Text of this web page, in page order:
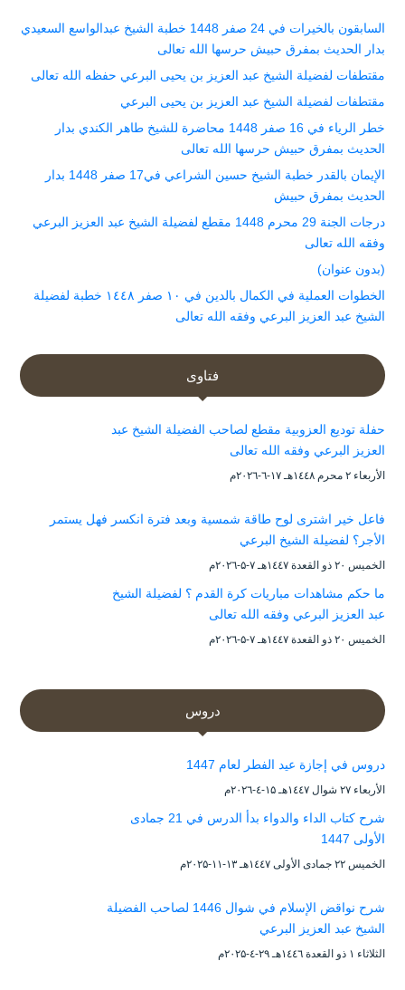
السابقون بالخيرات في 24 صفر 1448 خطبة الشيخ عبدالواسع السعيدي
بدار الحديث بمفرق حبيش حرسها الله تعالى
مقتطفات لفضيلة الشيخ عبد العزيز بن يحيى البرعي حفظه الله تعالى
مقتطفات لفضيلة الشيخ عبد العزيز بن يحيى البرعي
خطر الرياء في 16 صفر 1448 محاضرة للشيخ طاهر الكندي بدار
الحديث بمفرق حبيش حرسها الله تعالى
الإيمان بالقدر خطبة الشيخ حسين الشراعي في17 صفر 1448 بدار
الحديث بمفرق حبيش
درجات الجنة 29 محرم 1448 مقطع لفضيلة الشيخ عبد العزيز البرعي
وفقه الله تعالى
(بدون عنوان)
الخطوات العملية في الكمال بالدين في ١٠ صفر ١٤٤٨ خطبة لفضيلة
الشيخ عبد العزيز البرعي وفقه الله تعالى
فتاوى
حفلة توديع العزوبية مقطع لصاحب الفضيلة الشيخ عبد
العزيز البرعي وفقه الله تعالى
الأربعاء ۲ محرم ۱٤٤۸هـ ۱۷-٦-۲۰۲٦م
فاعل خير اشترى لوح طاقة شمسية وبعد فترة انكسر فهل يستمر
الأجر؟ لفضيلة الشيخ البرعي
الخميس ۲۰ ذو القعدة ۱٤٤۷هـ ۷-۵-۲۰۲٦م
ما حكم مشاهدات مباريات كرة القدم ؟ لفضيلة الشيخ
عبد العزيز البرعي وفقه الله تعالى
الخميس ۲۰ ذو القعدة ۱٤٤۷هـ ۷-۵-۲۰۲٦م
دروس
دروس في إجازة عيد الفطر لعام 1447
الأربعاء ۲۷ شوال ۱٤٤۷هـ ۱۵-٤-۲۰۲٦م
شرح كتاب الداء والدواء بدأ الدرس في 21 جمادى
الأولى 1447
الخميس ۲۲ جمادى الأولى ۱٤٤۷هـ ۱۳-۱۱-۲۰۲۵م
شرح نواقض الإسلام في شوال 1446 لصاحب الفضيلة
الشيخ عبد العزيز البرعي
الثلاثاء ۱ ذو القعدة ۱٤٤٦هـ ۲۹-٤-۲۰۲۵م